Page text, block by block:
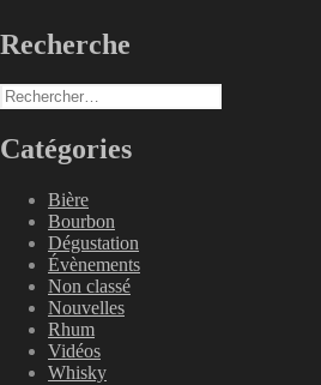
Recherche
Rechercher :
Catégories
Bière
Bourbon
Dégustation
Évènements
Non classé
Nouvelles
Rhum
Vidéos
Whisky